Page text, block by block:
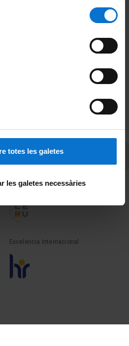
del lloc web de la
totes les galetes
les galetes necessàries
Ex-Presó. Daniel Godia i
MENÚ PEU 1
Privacidad y términos
Sobre UBtv
Miembro de la
Excelencia internacional